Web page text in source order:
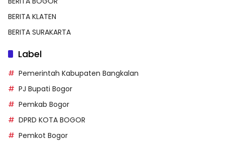
BERITA KLATEN
BERITA SURAKARTA
Label
Pemerintah Kabupaten Bangkalan
PJ Bupati Bogor
Pemkab Bogor
DPRD KOTA BOGOR
Pemkot Bogor